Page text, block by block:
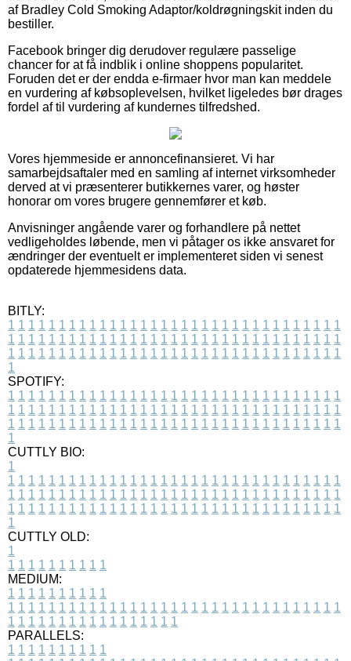
af Bradley Cold Smoking Adaptor/koldrøgningskit inden du
bestiller.
Facebook bringer dig derudover regulære passelige
chancer for at få indblik i online shoppens popularitet.
Foruden det er der endda e-firmaer hvor man kan meddele
en vurdering af købsoplevelsen, hvilket ligeledes bør drages
fordel af til vurdering af kundernes tilfredshed.
Vores hjemmeside er annoncefinansieret. Vi har
samarbejdsaftaler med en samling af internet virksomheder
derved at vi præsenterer butikkernes varer, og høster
honorar om vores brugere gennemfører et køb.
Anvisninger angående varer og forhandlere på nettet
vedligeholdes løbende, men vi påtager os ikke ansvaret for
ændringer der eventuelt er implementeret siden vi senest
opdaterede hjemmesidens data.
BITLY:
1 1 1 1 1 1 1 1 1 1 1 1 1 1 1 1 1 1 1 1 1 1 1 1 1 1 1 1 1 1 1 1 1
1 1 1 1 1 1 1 1 1 1 1 1 1 1 1 1 1 1 1 1 1 1 1 1 1 1 1 1 1 1 1 1 1
1 1 1 1 1 1 1 1 1 1 1 1 1 1 1 1 1 1 1 1 1 1 1 1 1 1 1 1 1 1 1 1 1
1
SPOTIFY:
1 1 1 1 1 1 1 1 1 1 1 1 1 1 1 1 1 1 1 1 1 1 1 1 1 1 1 1 1 1 1 1 1
1 1 1 1 1 1 1 1 1 1 1 1 1 1 1 1 1 1 1 1 1 1 1 1 1 1 1 1 1 1 1 1 1
1 1 1 1 1 1 1 1 1 1 1 1 1 1 1 1 1 1 1 1 1 1 1 1 1 1 1 1 1 1 1 1 1
1
CUTTLY BIO:
1
1 1 1 1 1 1 1 1 1 1 1 1 1 1 1 1 1 1 1 1 1 1 1 1 1 1 1 1 1 1 1 1 1
1 1 1 1 1 1 1 1 1 1 1 1 1 1 1 1 1 1 1 1 1 1 1 1 1 1 1 1 1 1 1 1 1
1 1 1 1 1 1 1 1 1 1 1 1 1 1 1 1 1 1 1 1 1 1 1 1 1 1 1 1 1 1 1 1 1
1
CUTTLY OLD:
1
1 1 1 1 1 1 1 1 1 1
MEDIUM:
1 1 1 1 1 1 1 1 1 1
1 1 1 1 1 1 1 1 1 1 1 1 1 1 1 1 1 1 1 1 1 1 1 1 1 1 1 1 1 1 1 1 1
1 1 1 1 1 1 1 1 1 1 1 1 1 1 1 1 1
PARALLELS:
1 1 1 1 1 1 1 1 1 1